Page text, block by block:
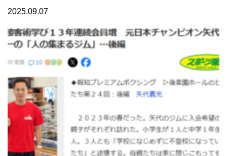
2025.09.07